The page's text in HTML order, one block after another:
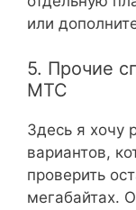
или
5. Прочие
МТС
Здесь я хочу
вариантов,
проверить
мегабайтах.